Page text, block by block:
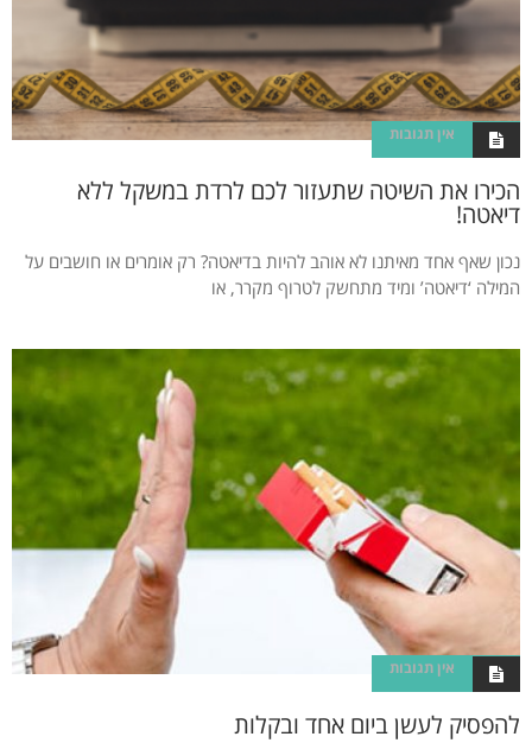
אין תגובות
הכירו את השיטה שתעזור לכם לרדת במשקל ללא
דיאטה!
נכון שאף אחד מאיתנו לא אוהב להיות בדיאטה? רק אומרים או חושבים על
המילה ‘דיאטה’ ומיד מתחשק לטרוף מקרר, או
אין תגובות
להפסיק לעשן ביום אחד ובקלות